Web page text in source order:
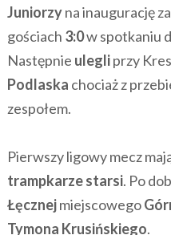
Juniorzyna inaugurację
gościach 3:0w spotkaniu
Następnie ulegliprzy
Podlaska chociaż z
zespołem.
Pierwszy ligowy mecz
trampkarze starsi. Po
Łęcznejmiejscowego
Tymona Krusińskiego.